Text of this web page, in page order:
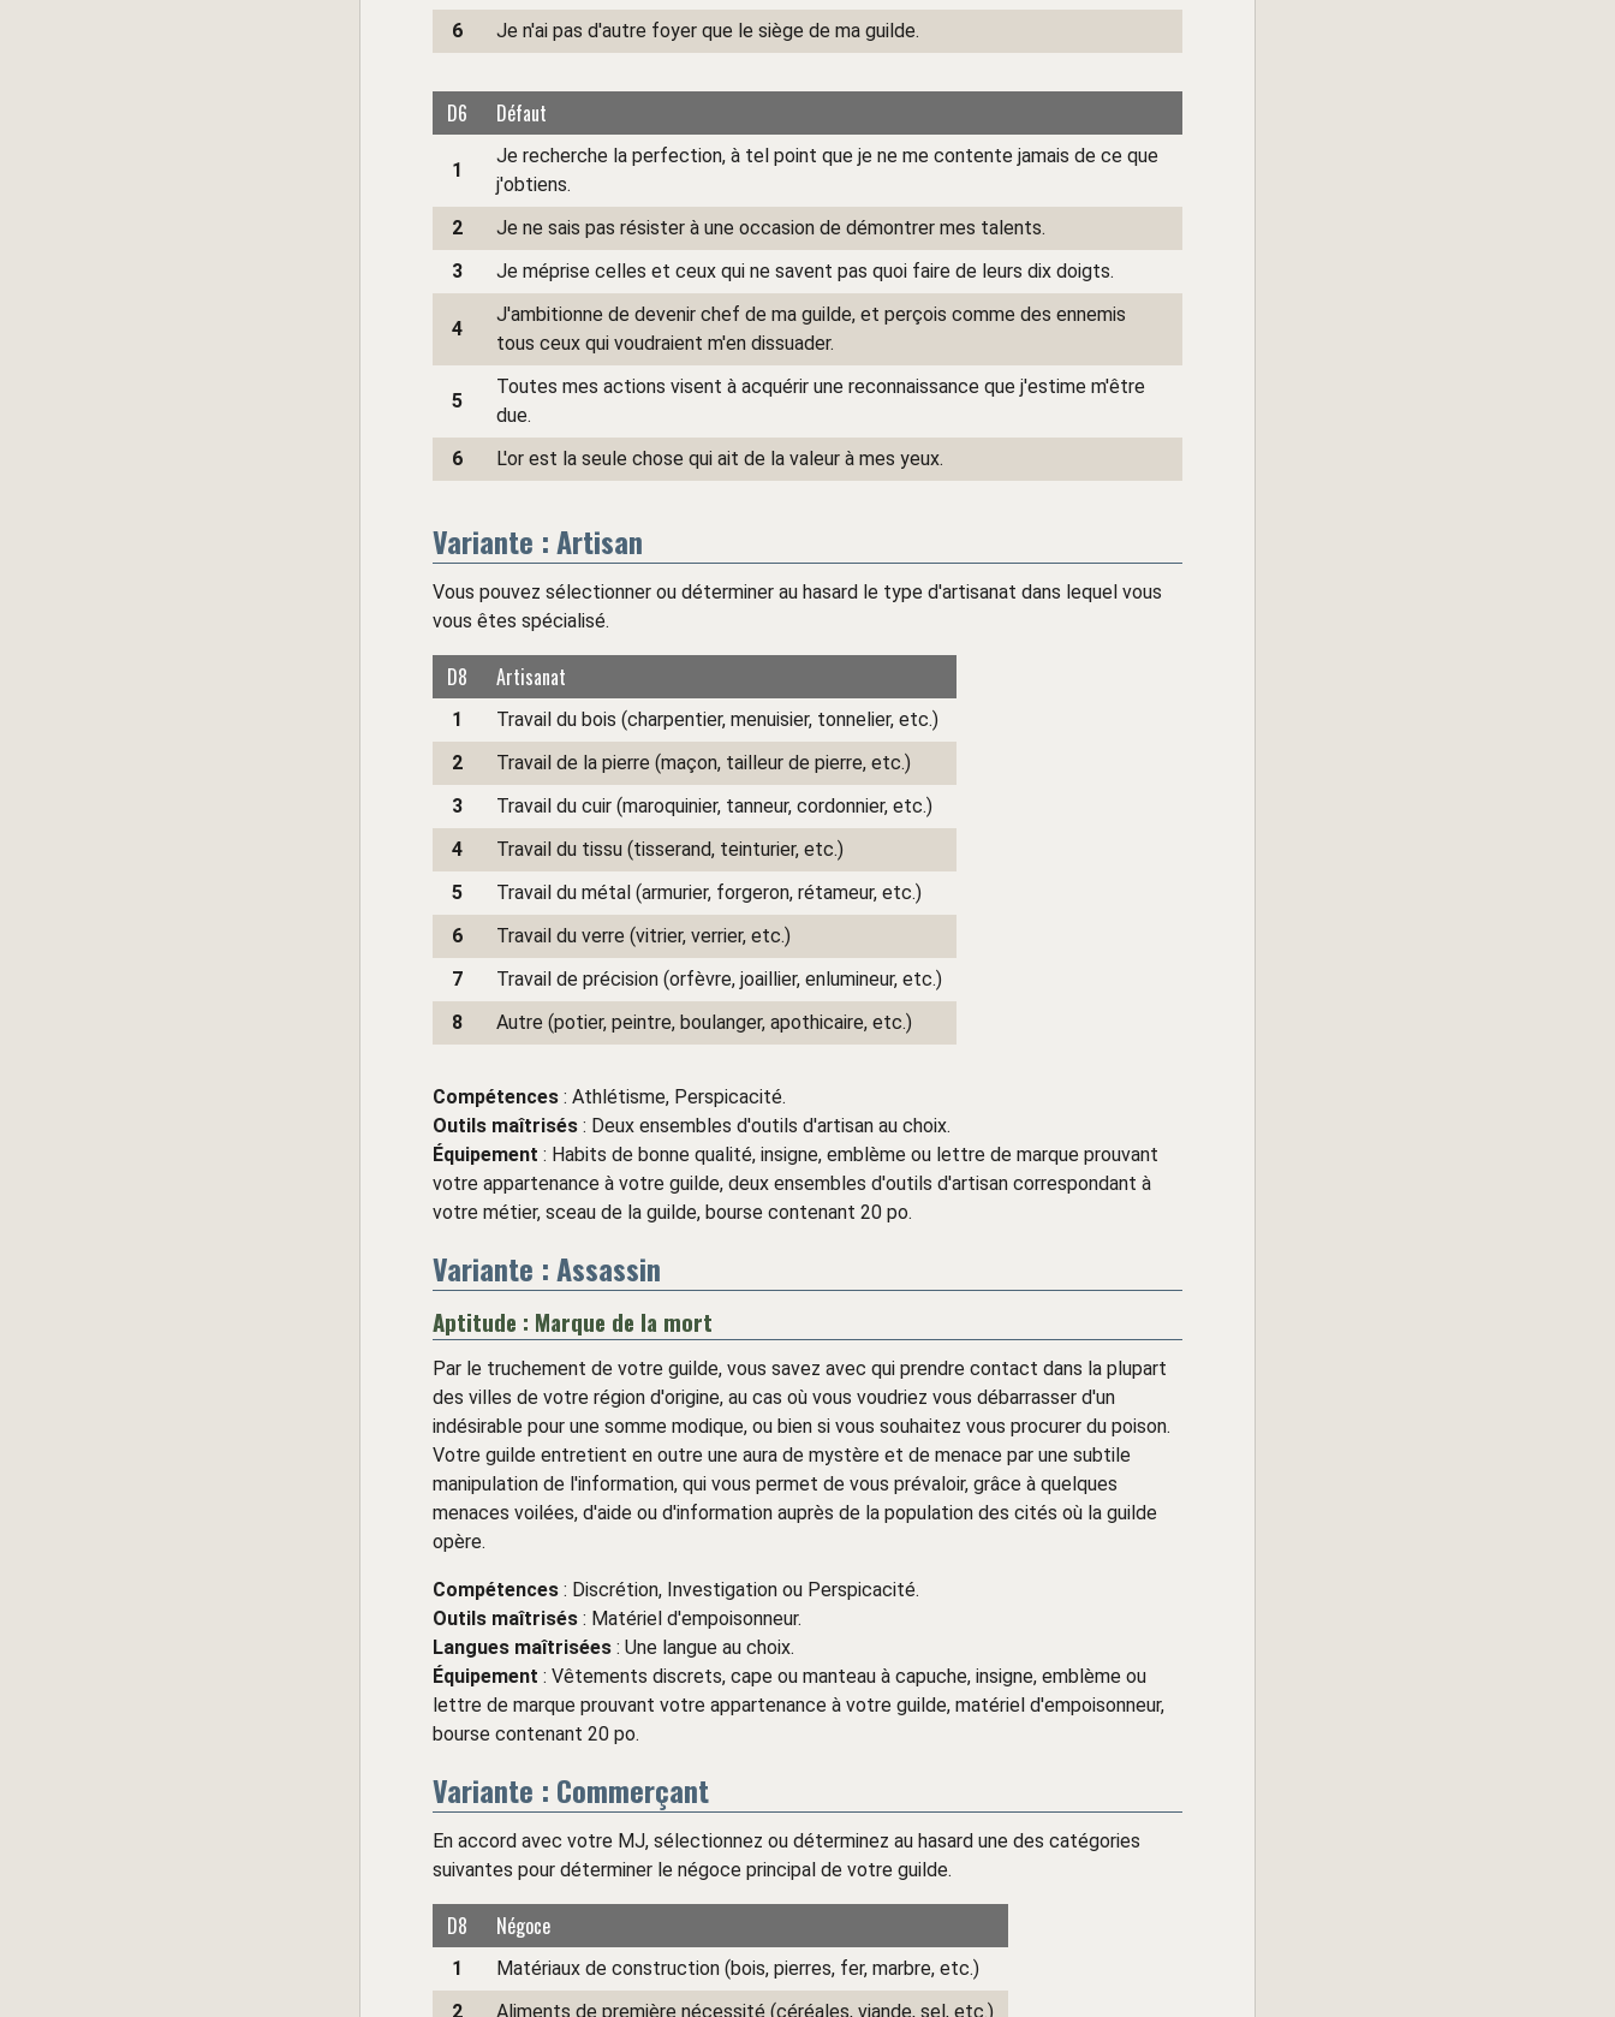
6
Je n'ai pas d'autre foyer que le siège de ma guilde.
D6 Défaut
1
Je recherche la perfection, à tel point que je ne me contente jamais de ce que
j'obtiens.
2
Je ne sais pas résister à une occasion de démontrer mes talents.
3
Je méprise celles et ceux qui ne savent pas quoi faire de leurs dix doigts.
4
J'ambitionne de devenir chef de ma guilde, et perçois comme des ennemis
tous ceux qui voudraient m'en dissuader.
5
Toutes mes actions visent à acquérir une reconnaissance que j'estime m'être
due.
6
L'or est la seule chose qui ait de la valeur à mes yeux.
Variante : Artisan
Vous pouvez sélectionner ou déterminer au hasard le type d'artisanat dans lequel vous
vous êtes spécialisé.
D8 Artisanat
1
Travail du bois (charpentier, menuisier, tonnelier, etc.)
2
Travail de la pierre (maçon, tailleur de pierre, etc.)
3
Travail du cuir (maroquinier, tanneur, cordonnier, etc.)
4
Travail du tissu (tisserand, teinturier, etc.)
5
Travail du métal (armurier, forgeron, rétameur, etc.)
6
Travail du verre (vitrier, verrier, etc.)
7
Travail de précision (orfèvre, joaillier, enlumineur, etc.)
8
Autre (potier, peintre, boulanger, apothicaire, etc.)
Compétences : Athlétisme, Perspicacité.
Outils maîtrisés : Deux ensembles d'outils d'artisan au choix.
Équipement : Habits de bonne qualité, insigne, emblème ou lettre de marque prouvant
votre appartenance à votre guilde, deux ensembles d'outils d'artisan correspondant à
votre métier, sceau de la guilde, bourse contenant 20 po.
Variante : Assassin
Aptitude : Marque de la mort
Par le truchement de votre guilde, vous savez avec qui prendre contact dans la plupart
des villes de votre région d'origine, au cas où vous voudriez vous débarrasser d'un
indésirable pour une somme modique, ou bien si vous souhaitez vous procurer du poison.
Votre guilde entretient en outre une aura de mystère et de menace par une subtile
manipulation de l'information, qui vous permet de vous prévaloir, grâce à quelques
menaces voilées, d'aide ou d'information auprès de la population des cités où la guilde
opère.
Compétences : Discrétion, Investigation ou Perspicacité.
Outils maîtrisés : Matériel d'empoisonneur.
Langues maîtrisées : Une langue au choix.
Équipement : Vêtements discrets, cape ou manteau à capuche, insigne, emblème ou
lettre de marque prouvant votre appartenance à votre guilde, matériel d'empoisonneur,
bourse contenant 20 po.
Variante : Commerçant
En accord avec votre MJ, sélectionnez ou déterminez au hasard une des catégories
suivantes pour déterminer le négoce principal de votre guilde.
D8 Négoce
1
Matériaux de construction (bois, pierres, fer, marbre, etc.)
2
Aliments de première nécessité (céréales, viande, sel, etc.)